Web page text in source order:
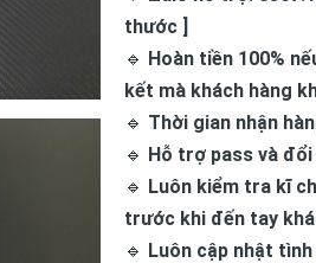
thước ]
🔹 Hoàn tiền 100%
kết mà khách hàng
🔹 Thời gian nhận
🔹 Hỗ trợ pass và
🔹 Luôn kiểm tra kĩ
trước khi đến tay
🔹 Luôn cập nhật